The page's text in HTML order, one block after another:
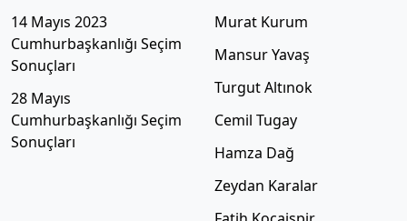
14 Mayıs 2023
Cumhurbaşkanlığı Seçim
Sonuçları
28 Mayıs
Cumhurbaşkanlığı Seçim
Sonuçları
Murat Kurum
Mansur Yavaş
Turgut Altınok
Cemil Tugay
Hamza Dağ
Zeydan Karalar